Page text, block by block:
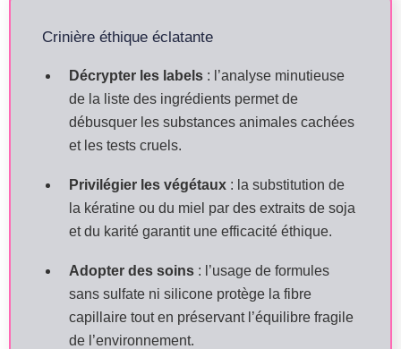
Crinière éthique éclatante
Décrypter les labels : l’analyse minutieuse
de la liste des ingrédients permet de
débusquer les substances animales cachées
et les tests cruels.
Privilégier les végétaux : la substitution de
la kératine ou du miel par des extraits de soja
et du karité garantit une efficacité éthique.
Adopter des soins : l’usage de formules
sans sulfate ni silicone protège la fibre
capillaire tout en préservant l’équilibre fragile
de l’environnement.